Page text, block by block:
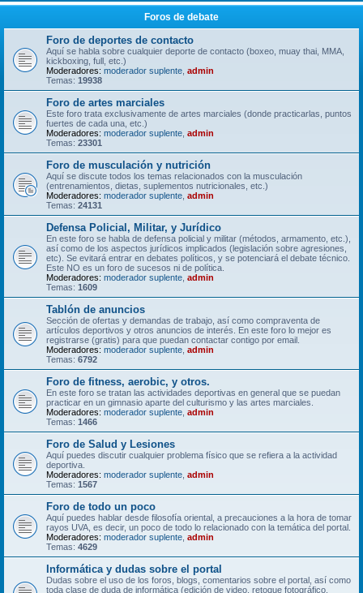
Foros de debate
Foro de deportes de contacto
Aquí se habla sobre cualquier deporte de contacto (boxeo, muay thai, MMA,
kickboxing, full, etc.)
Moderadores: moderador suplente admin
Temas: 19938
Foro de artes marciales
Este foro trata exclusivamente de artes marciales (donde practicarlas, puntos
fuertes de cada una, etc.)
Moderadores: moderador suplente admin
Temas: 23301
Foro de musculación y nutrición
Aquí se discute todos los temas relacionados con la musculación
(entrenamientos, dietas, suplementos nutricionales, etc.)
Moderadores: moderador suplente admin
Temas: 24131
Defensa Policial, Militar, y Jurídico
En este foro se habla de defensa policial y militar (métodos, armamento, etc.),
así como de los aspectos jurídicos implicados (legislación sobre agresiones,
etc). Se evitará entrar en debates políticos, y se potenciará el debate técnico.
Este NO es un foro de sucesos ni de política.
Moderadores: moderador suplente admin
Temas: 1609
Tablón de anuncios
Sección de ofertas y demandas de trabajo, así como compraventa de
artículos deportivos y otros anuncios de interés. En este foro lo mejor es
registrarse (gratis) para que puedan contactar contigo por email.
Moderadores: moderador suplente admin
Temas: 6792
Foro de fitness, aerobic, y otros.
En este foro se tratan las actividades deportivas en general que se puedan
practicar en un gimnasio aparte del culturismo y las artes marciales.
Moderadores: moderador suplente admin
Temas: 1466
Foro de Salud y Lesiones
Aquí puedes discutir cualquier problema físico que se refiera a la actividad
deportiva.
Moderadores: moderador suplente admin
Temas: 1567
Foro de todo un poco
Aquí puedes hablar desde filosofía oriental, a precauciones a la hora de tomar
rayos UVA, es decir, un poco de todo lo relacionado con la temática del portal.
Moderadores: moderador suplente admin
Temas: 4629
Informática y dudas sobre el portal
Dudas sobre el uso de los foros, blogs, comentarios sobre el portal, así como
toda clase de duda de informática (edición de video, retoque fotográfico,